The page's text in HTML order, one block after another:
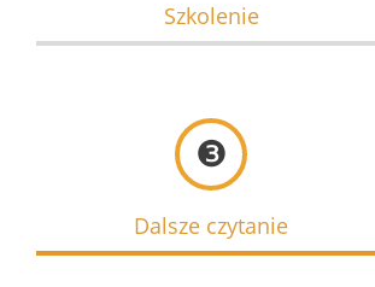
Szkolenie
❸
Dalsze czytanie